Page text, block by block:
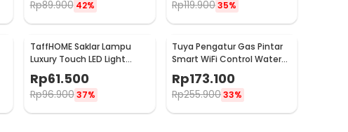
Rp89.900 42% Rp119.90035%
TaffHOME Saklar Lampu
Luxury Touch LED Light
Panel 3 Gang - AO-001
Rp61.500
Rp96.900 37%
Tuya Pengatur Gas Pintar
Smart WiFi Control Water
Valve Gas Controller - YB5
Rp173.100
Rp255.90033%